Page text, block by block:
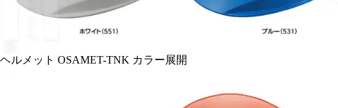
ヘルメット OSAMET-TNK カラー展開